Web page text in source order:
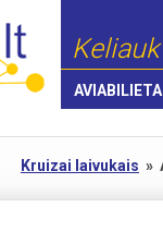
AVIABILIETAI
Kruizai laivukais »